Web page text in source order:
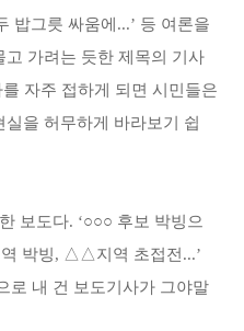
밥그릇 싸움에...’ 등 여론을
가려는 듯한 제목의 기사
자주 접하게 되면 시민들은
을 허무하게 바라보기 쉽
보도다. ‘○○○ 후보 박빙으
박빙, △△지역 초접전...’
로 내 건 보도기사가 그야말